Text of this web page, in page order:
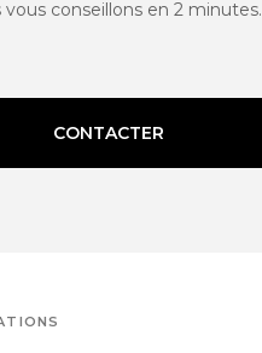
vous conseillons en 2 minutes.
CONTACTER